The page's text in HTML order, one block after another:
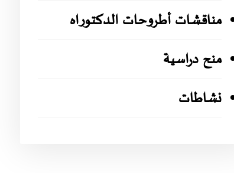
مناقشات أطروحات الدكتوراه
منح دراسية
نشاطات